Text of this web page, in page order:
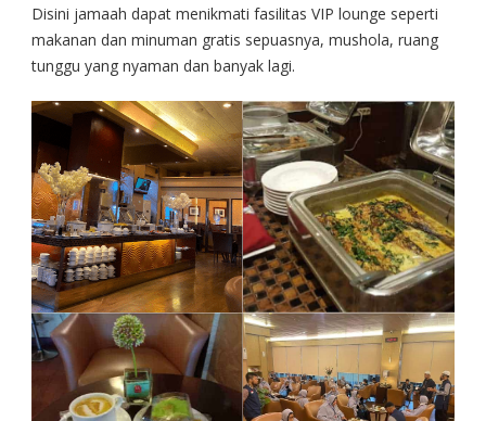
Disini jamaah dapat menikmati fasilitas VIP lounge seperti
makanan dan minuman gratis sepuasnya, mushola, ruang
tunggu yang nyaman dan banyak lagi.